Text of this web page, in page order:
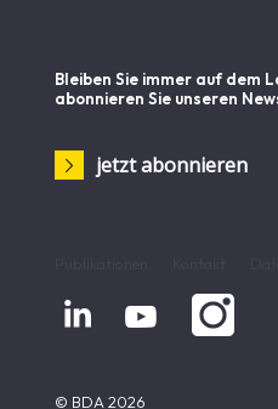
Bleiben Sie immer auf dem
abonnieren Sie unseren
jetzt abonnieren
 
© BDA 2026